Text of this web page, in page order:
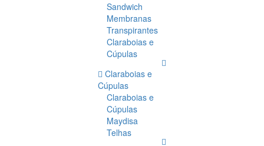
Sandwich
Membranas
Transpirantes
Claraboias e
Cúpulas
Claraboias e
Cúpulas
Claraboias e
Cúpulas
Maydisa
Telhas